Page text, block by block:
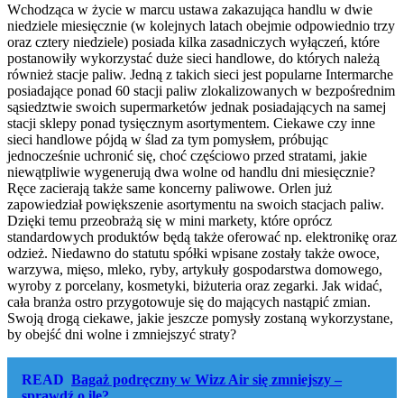
Wchodząca w życie w marcu ustawa zakazująca handlu w dwie
niedziele miesięcznie (w kolejnych latach obejmie odpowiednio trzy
oraz cztery niedziele) posiada kilka zasadniczych wyłączeń, które
postanowiły wykorzystać duże sieci handlowe, do których należą
również stacje paliw. Jedną z takich sieci jest popularne Intermarche
posiadające ponad 60 stacji paliw zlokalizowanych w bezpośrednim
sąsiedztwie swoich supermarketów jednak posiadających na samej
stacji sklepy ponad tysięcznym asortymentem. Ciekawe czy inne
sieci handlowe pójdą w ślad za tym pomysłem, próbując
jednocześnie uchronić się, choć częściowo przed stratami, jakie
niewątpliwie wygenerują dwa wolne od handlu dni miesięcznie?
Ręce zacierają także same koncerny paliwowe. Orlen już
zapowiedział powiększenie asortymentu na swoich stacjach paliw.
Dzięki temu przeobrażą się w mini markety, które oprócz
standardowych produktów będą także oferować np. elektronikę oraz
odzież. Niedawno do statutu spółki wpisane zostały także owoce,
warzywa, mięso, mleko, ryby, artykuły gospodarstwa domowego,
wyroby z porcelany, kosmetyki, biżuteria oraz zegarki. Jak widać,
cała branża ostro przygotowuje się do mających nastąpić zmian.
Swoją drogą ciekawe, jakie jeszcze pomysły zostaną wykorzystane,
by obejść dni wolne i zmniejszyć straty?
READ Bagaż podręczny w Wizz Air się zmniejszy –